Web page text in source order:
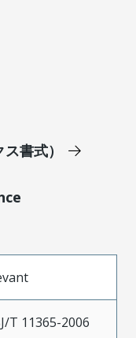
書式）
T 11365-2006